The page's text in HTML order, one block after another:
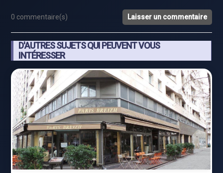
0 commentaire(s) Laisser un commentaire
D'AUTRES SUJETS QUI PEUVENT VOUS
INTÉRESSER